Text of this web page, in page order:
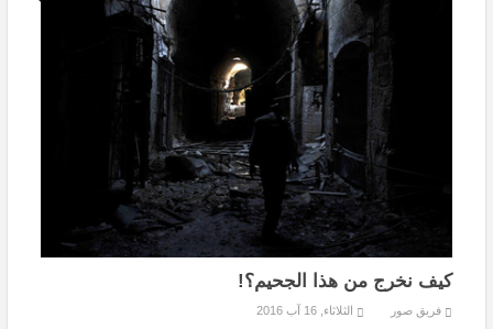
كيف نخرج من هذا الجحيم؟!
فريق صور الثلاثاء, 16 آب 2016